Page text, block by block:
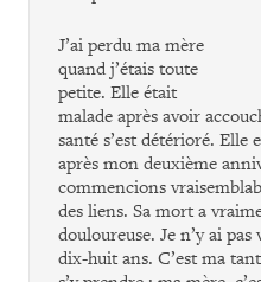
J’ai perdu ma mère
quand j’étais toute
petite. Elle était
malade après avoir
santé s’est détérioré. Elle
après mon deuxième
commencions
des liens. Sa mort a
douloureuse. Je n’y ai
dix-huit ans. C’est ma